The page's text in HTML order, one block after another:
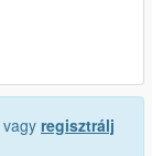
vagy regisztrálj